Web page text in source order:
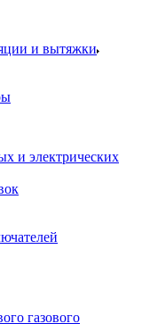
и вытяжки
и электрических
газового